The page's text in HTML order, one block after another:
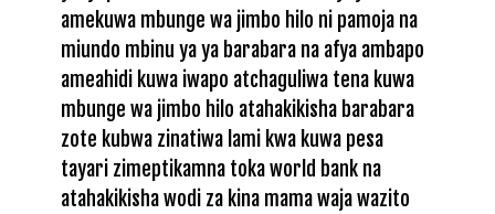
amekuwa mbunge wa jimbo hilo ni pamoja na
miundo mbinu ya ya barabara na afya ambapo
ameahidi kuwa iwapo atchaguliwa tena kuwa
mbunge wa jimbo hilo atahakikisha barabara
zote kubwa zinatiwa lami kwa kuwa pesa
tayari zimeptikamna toka world bank na
atahakikisha wodi za kina mama waja wazito